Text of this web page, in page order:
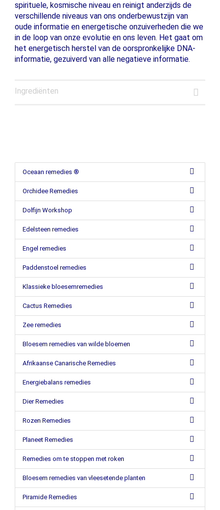
spirituele, kosmische niveau en reinigt anderzijds de
verschillende niveaus van ons onderbewustzijn van
oude informatie en energetische onzuiverheden die we
in de loop van onze evolutie en ons leven. Het gaat om
het energetisch herstel van de oorspronkelijke DNA-
informatie, gezuiverd van alle negatieve informatie.
Ingrediënten
Oceaan remedies ®
Orchidee Remedies
Dolfijn Workshop
Edelsteen remedies
Engel remedies
Paddenstoel remedies
Klassieke bloesemremedies
Cactus Remedies
Zee remedies
Bloesem remedies van wilde bloemen
Afrikaanse Canarische Remedies
Energiebalans remedies
Dier Remedies
Rozen Remedies
Planeet Remedies
Remedies om te stoppen met roken
Bloesem remedies van vleesetende planten
Piramide Remedies